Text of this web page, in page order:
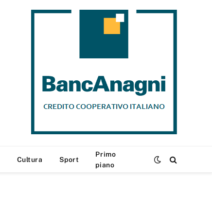
Cultura Sport
Primo
piano